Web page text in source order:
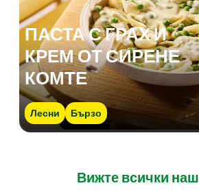
ПАСТА С ГРАХ И
КРЕМ ОТ СИРЕНЕ
КОМТЕ
Лесни Бързо
Вижте всички